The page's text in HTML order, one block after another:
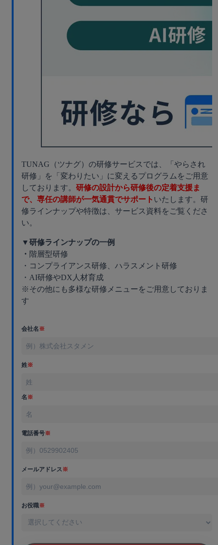
TUNAG（ツナグ）の研修サービスでは、「やらされ
研修」を「変わりたい」に変えるプログラムをご用意
しております。 研修の設計から研修後の定着支援ま
で、専任の講師が一気通貫でサポート いたします。研
修ラインナップや特徴は、サービス資料をご覧くださ
い。
▼研修ラインナップの一例
・ 階層型研修
・コンプライアンス研修、ハラスメント研修
・AI研修やDX人材育成
※その他にも多様な研修メニューをご用意しておりま
す
会社名※
姓※
名※
電話番号※
メールアドレス※
お役職※